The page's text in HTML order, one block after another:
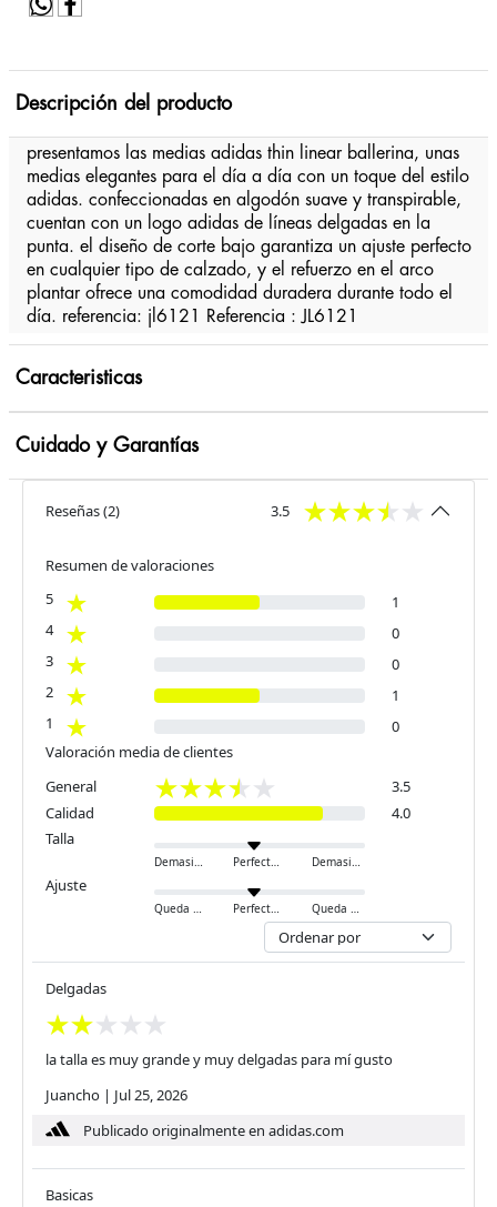
Descripción del producto
presentamos las medias adidas thin linear ballerina, unas
medias elegantes para el día a día con un toque del estilo
adidas. confeccionadas en algodón suave y transpirable,
cuentan con un logo adidas de líneas delgadas en la
punta. el diseño de corte bajo garantiza un ajuste perfecto
en cualquier tipo de calzado, y el refuerzo en el arco
plantar ofrece una comodidad duradera durante todo el
día. referencia: jl6121 Referencia : JL6121
Caracteristicas
Cuidado y Garantías
Reseñas(2) 3.5
Resumen de valoraciones
5
1
4
0
3
0
2
1
1
0
Valoración media de clientes
General
3.5
Calidad
4.0
Talla
Demasiado pequeño Perfecto Demasiado grande
Ajuste
Queda ajustado Perfecto Queda holgado
Delgadas
la talla es muy grande y muy delgadas para mí gusto
Juancho | Jul 25, 2026
Publicado originalmente en adidas.com
Basicas